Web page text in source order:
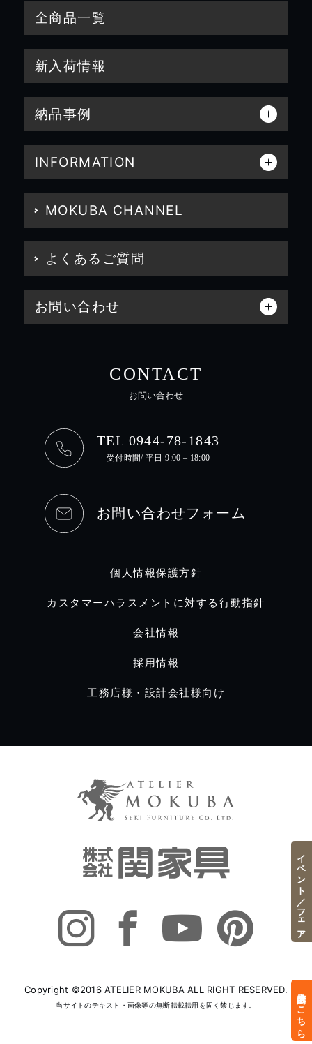
全商品一覧
新入荷情報
納品事例
INFORMATION
MOKUBA CHANNEL
よくあるご質問
お問い合わせ
CONTACT
お問い合わせ
TEL 0944-78-1843
受付時間/ 平日 9:00 – 18:00
お問い合わせフォーム
個人情報保護方針
カスタマーハラスメントに対する行動指針
会社情報
採用情報
工務店様・設計会社様向け
Copyright ©2016 ATELIER MOKUBA ALL RIGHT RESERVED.
当サイトのテキスト・画像等の無断転載転用を固く禁じます。 来店予約はこちら
イベント／フェア